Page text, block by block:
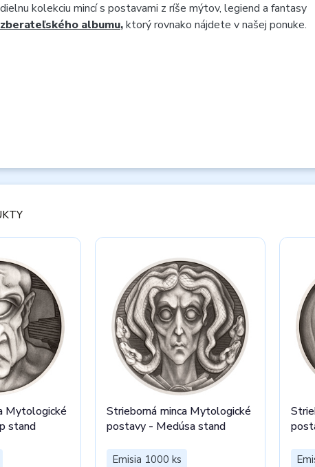
kolekciu mincí s postavami z ríše mýtov, legiend a fantasy
zberateľského albumu,ktorý rovnako nájdete v našej ponuke.
Mytologické
stand
Strieborná minca Mytologické
postavy - Medúsa stand
Emisia 1000 ks